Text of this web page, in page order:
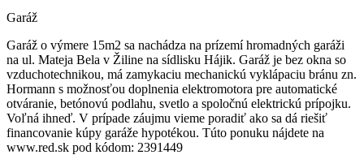
Garáž
Garáž o výmere 15m2 sa nachádza na prízemí hromadných garáži
na ul. Mateja Bela v Žiline na sídlisku Hájik. Garáž je bez okna so
vzduchotechnikou, má zamykaciu mechanickú vyklápaciu bránu zn.
Hormann s možnosťou doplnenia elektromotora pre automatické
otváranie, betónovú podlahu, svetlo a spoločnú elektrickú prípojku.
Voľná ihneď. V prípade záujmu vieme poradiť ako sa dá riešiť
financovanie kúpy garáže hypotékou. Túto ponuku nájdete na
www.red.sk pod kódom: 2391449